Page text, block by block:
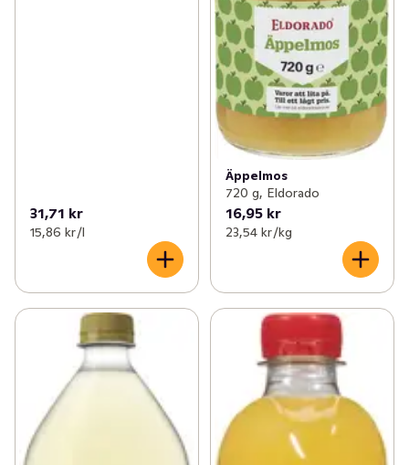
31,71 kr
15,86 kr /l
Äppelmos
720 g, Eldorado
16,95 kr
23,54 kr /kg